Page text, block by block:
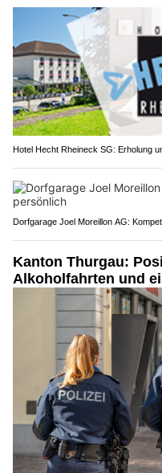
Hotel Hecht Rheineck SG: Erholung
Dorfgarage Joel Moreillon AG:
Kanton Thurgau:
Alkoholfahrten und